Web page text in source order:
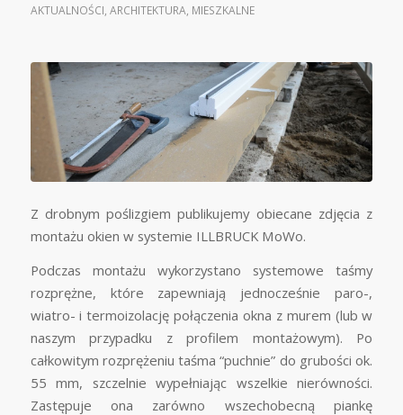
AKTUALNOŚCI, ARCHITEKTURA, MIESZKALNE
Z drobnym poślizgiem publikujemy obiecane zdjęcia z
montażu okien w systemie ILLBRUCK MoWo.
Podczas montażu wykorzystano systemowe taśmy
rozprężne, które zapewniają jednocześnie paro-,
wiatro- i termoizolację połączenia okna z murem (lub w
naszym przypadku z profilem montażowym). Po
całkowitym rozprężeniu taśma “puchnie” do grubości ok.
55 mm, szczelnie wypełniając wszelkie nierówności.
Zastępuje ona zarówno wszechobecną piankę